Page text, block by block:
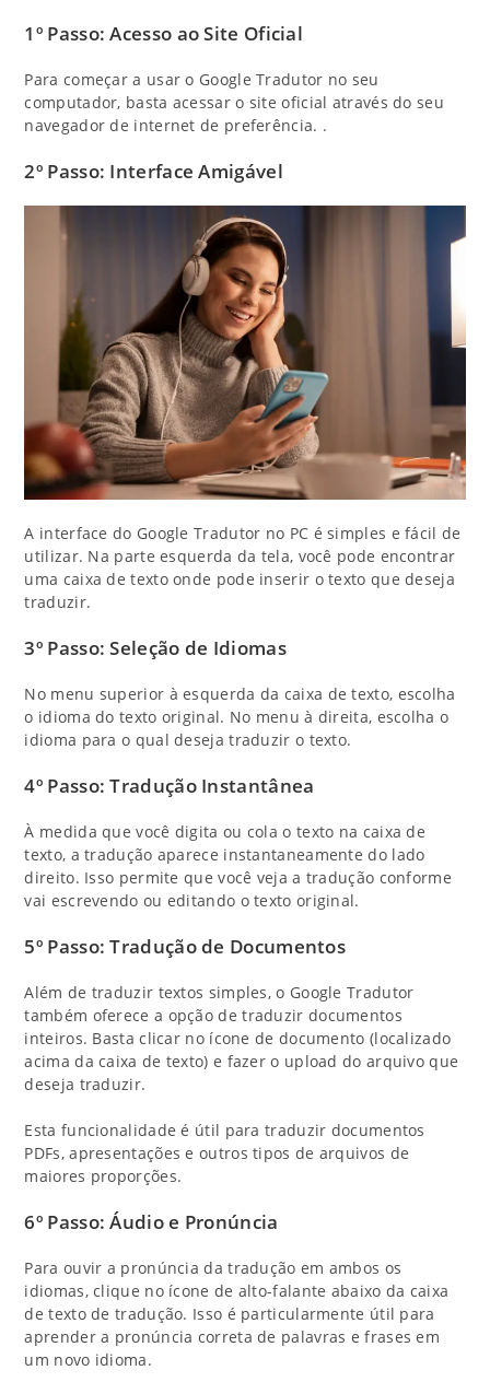
1º Passo: Acesso ao Site Oficial
Para começar a usar o Google Tradutor no seu
computador, basta acessar o site oficial através do seu
navegador de internet de preferência. .
2º Passo: Interface Amigável
A interface do Google Tradutor no PC é simples e fácil de
utilizar. Na parte esquerda da tela, você pode encontrar
uma caixa de texto onde pode inserir o texto que deseja
traduzir.
3º Passo: Seleção de Idiomas
No menu superior à esquerda da caixa de texto, escolha
o idioma do texto original. No menu à direita, escolha o
idioma para o qual deseja traduzir o texto.
4º Passo: Tradução Instantânea
À medida que você digita ou cola o texto na caixa de
texto, a tradução aparece instantaneamente do lado
direito. Isso permite que você veja a tradução conforme
vai escrevendo ou editando o texto original.
5º Passo: Tradução de Documentos
Além de traduzir textos simples, o Google Tradutor
também oferece a opção de traduzir documentos
inteiros. Basta clicar no ícone de documento (localizado
acima da caixa de texto) e fazer o upload do arquivo que
deseja traduzir.
Esta funcionalidade é útil para traduzir documentos
PDFs, apresentações e outros tipos de arquivos de
maiores proporções.
6º Passo: Áudio e Pronúncia
Para ouvir a pronúncia da tradução em ambos os
idiomas, clique no ícone de alto-falante abaixo da caixa
de texto de tradução. Isso é particularmente útil para
aprender a pronúncia correta de palavras e frases em
um novo idioma.